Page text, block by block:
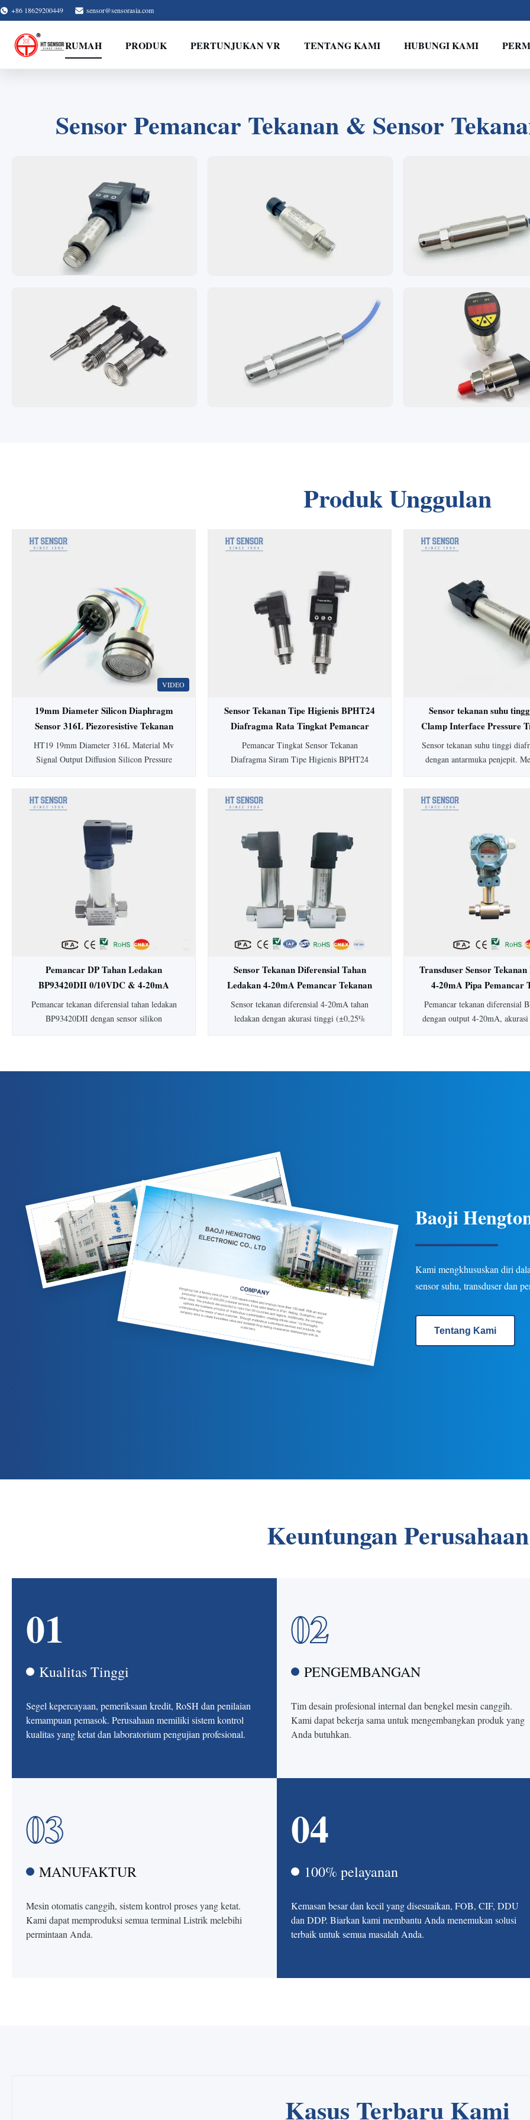
+86 18629200449 sensor@sensorasia.com
RUMAH PRODUK PERTUNJUKAN VR TENTANG KAMI HUBUNGI KAMI
1 3 4
Sensor Pemancar Tekanan & Sensor
Produk Unggulan
VIDEO
19mm Diameter Silicon Diaphragm
Sensor 316L Piezoresistive Tekanan
Sensor
HT19 19mm Diameter 316L Material Mv
Signal Output Diffusion Silicon Pressure
15mm: HT19 piezoresistive silicon pressure
tinggi difuse reflection silicon sensing
element...
Sensor Tekanan Tipe Higienis BPHT24
Diafragma Rata Tingkat Pemancar
Tekanan
Pemancar Tingkat Sensor Tekanan
Diafragma Siram Tipe Higienis BPHT24
Dengan akurasi ±0,5%, perlindungan IP65,
untuk industri medis, biofarmasi, dan
makanan. Tersedia jenis dan keluaran tekanan
yang dapat disesuaikan.
Sensor tekanan suhu
Clamp Interface Pressure
Sensor tekanan suhu tinggi
dengan antarmuka penjepit.
Ideal untuk aplikasi higienis
Pemancar DP Tahan Ledakan
BP93420DII 0/10VDC & 4-20mA
Pemancar Tekanan Diferensial
Pemancar Level
Pemancar tekanan diferensial tahan ledakan
BP93420DII dengan sensor silikon
pengukuran gas/cairan di industri minyak
Sensor Tekanan Diferensial Tahan
Ledakan 4-20mA Pemancar Tekanan
Diferensial Akurasi Tinggi
Sensor tekanan diferensial 4-20mA tahan
ledakan dengan akurasi tinggi (±0,25%
IP65, dan beberapa opsi keluaran/koneksi
Transduser Sensor
4-20mA Pipa Pemancar
Diferensial Air
Pemancar tekanan diferensial
dengan output 4-20mA,
industri minyak bumi, kimia,
Baoji
Kami mengkhususkan diri
sensor suhu, transduser dan
Tentang Kami
Keuntungan Perusahaan
01
Kualitas Tinggi
Segel kepercayaan, pemeriksaan kredit, RoSH dan penilaian
kemampuan pemasok. Perusahaan memiliki sistem kontrol
kualitas yang ketat dan laboratorium pengujian profesional.
02
PENGEMBANGAN
Tim desain profesional internal dan bengkel mesin canggih.
Kami dapat bekerja sama untuk mengembangkan produk yang
Anda butuhkan.
03
MANUFAKTUR
Mesin otomatis canggih, sistem kontrol proses yang ketat.
Kami dapat memproduksi semua terminal Listrik melebihi
permintaan Anda.
04
100% pelayanan
Kemasan besar dan kecil yang disesuaikan, FOB, CIF, DDU
dan DDP. Biarkan kami membantu Anda menemukan solusi
terbaik untuk semua masalah Anda.
Kasus Terbaru Kami